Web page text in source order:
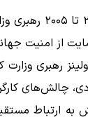
آن ونمن
از امنیت
شد. رولینز
چالش‌های
به ارتباط